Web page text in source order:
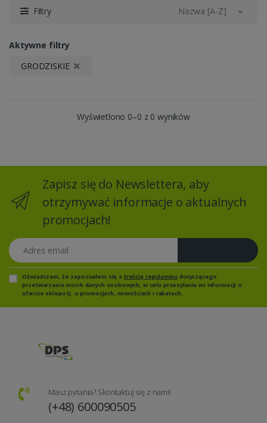
Filtry Nazwa [A-Z]
Aktywne filtry
GRODZISKIE
Wyświetlono 0–0 z 0 wyników
Zapisz się do Newslettera, aby
otrzymywać informacje o aktualnych
promocjach!
Adres email
Oświadczam, że zapoznałem się z treścią regulaminu dotyczącego
przetwarzania moich danych osobowych, w celu przesyłania mi informacji o
ofercie sklepu tj. o promocjach, nowościach i rabatach.
Masz pytania? Skontaktuj się z nami!
(+48) 600090505